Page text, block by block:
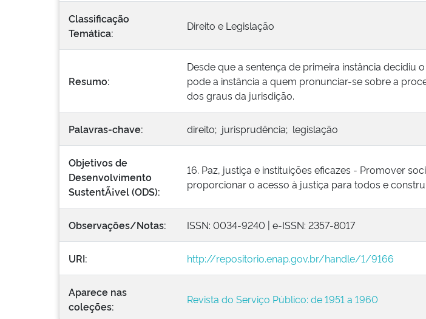
Classificação
Temática:
Direito e Legislação
Resumo:
Desde que a sentença de primeira instância
pode a instância a quem pronunciar-se sobre a
dos graus da jurisdição.
Palavras-chave: direito; jurisprudência; legislação
Objetivos de
Desenvolvimento
SustentÃ¡vel (ODS):
16. Paz, justiça e instituições eficazes - Promover
proporcionar o acesso à justiça para todos e
Observações/Notas: ISSN: 0034-9240 | e-ISSN: 2357-8017
URI: http://repositorio.enap.gov.br/handle/1/9166
Aparece nas
coleções:
Revista do Serviço Público: de 1951 a 1960